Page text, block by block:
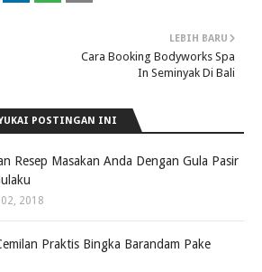
LEBIH BARU
Cara Booking Bodyworks Spa
In Seminyak Di Bali
POSTINGAN INI
Resep Masakan Anda Dengan Gula Pasir
2018
Praktis Bingka Barandam Pake